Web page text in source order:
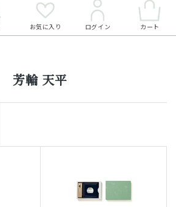
お気に入り ログイン カート
芳輪 天平